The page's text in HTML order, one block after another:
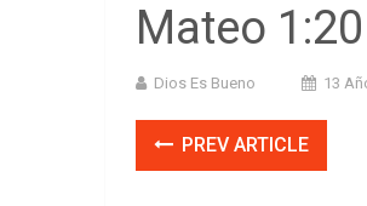
Mateo
Dios Es Bueno 13
PREV ARTICLE